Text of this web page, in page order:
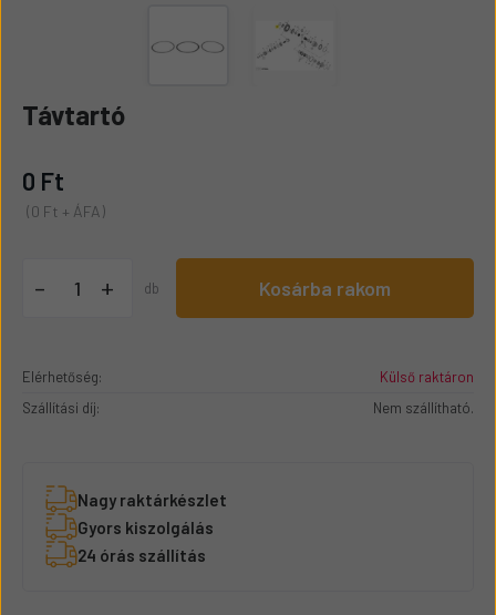
Távtartó
0 Ft
(0 Ft + ÁFA)
- + db Kosárba rakom
Elérhetőség:
Külső raktáron
Szállítási díj:
Nem szállítható.
Nagy raktárkészlet
Gyors kiszolgálás
24 órás szállítás